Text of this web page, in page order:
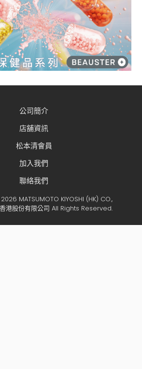
公司簡介
店舖資訊
松本清會員
加入我們
聯絡我們
MATSUMOTO KIYOSHI (HK) CO.,
香港股份有限公司 All Rights Reserved.